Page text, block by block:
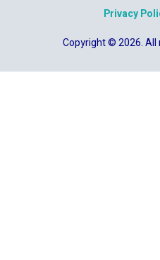
Privacy
Copyright © 2026. All